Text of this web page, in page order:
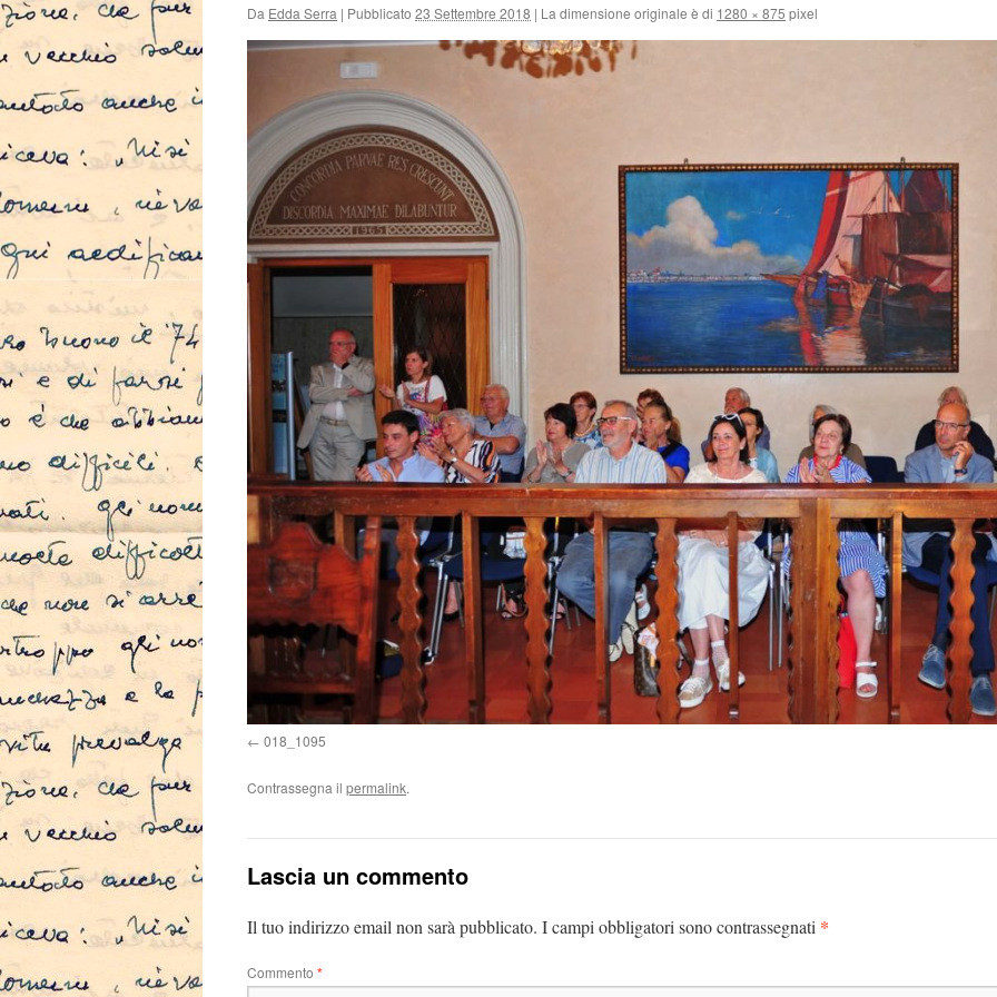
Da Edda Serra | Pubblicato 23 Settembre 2018 | La dimensione originale è di 1280 × 875 pixel
018_1095
Contrassegna il permalink.
Lascia un commento
Il tuo indirizzo email non sarà pubblicato. I campi obbligatori sono contrassegnati *
Commento *